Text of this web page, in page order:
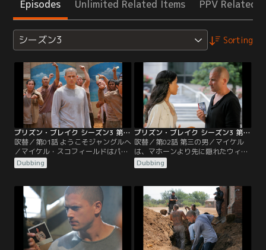
Episodes Unlimited Related Items PPV Related
シーズン3 Sorting
プリズン・ブレイク シーズン3 第01話／吹替
吹替／第01話 ようこそジャングルへ
／マイケル・スコフィールドはパナ
マの地獄のような酷い刑務所SONA
にいた。そこは以前に起きた暴動で
生死を管理している恐ろしい場所だ
った。愛する人たちの運命を背負っ
たマイケルは、出口のない刑務所か
ら脱出するため、刑務所の下水道に
隠れている謎の囚人ウィスラーを探
捜すことに…。
Dubbing
プリズン・ブレイク シーズン3 第02話／吹替
吹替／第02話 第三の男／マイケル
は、マホーンより先に隠れたウィス
ラーを見つけようとする。リンカー
ンは刑務所の外で手掛かりを探し、
囚人たちが水不足を理由に反乱を起
こそうとしている中、ティーバッグ
はルチェロの好意にすり寄る。
Dubbing